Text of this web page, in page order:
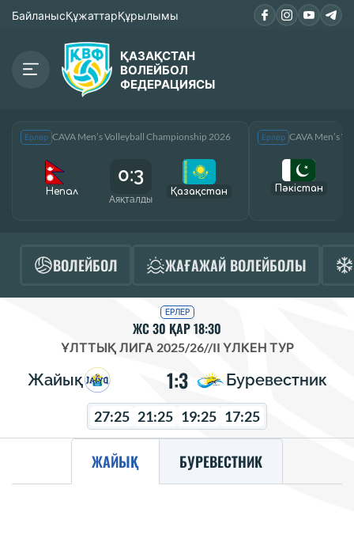
БайланысҚұжаттарҚұрылымы
ҚАЗАҚСТАН
ВОЛЕЙБОЛ
ФЕДЕРАЦИЯСЫ
Ерлер CAVA Men’s Volleyball Championship 2026
Непал
0:3
Аяқталды
Қазақcтан
Ерлер CAVA Men’s
Пәкістан
ВОЛЕЙБОЛ ЖАҒАЖАЙ ВОЛЕЙБОЛЫ
ЕРЛЕР
ЖС 30 ҚАР 18:30
ҰЛТТЫҚ ЛИГА 2025/26//II ҮЛКЕН ТУР
Жайық 1:3 Буревестник
27:25 21:25 19:25 17:25
ЖАЙЫҚ БУРЕВЕСТНИК